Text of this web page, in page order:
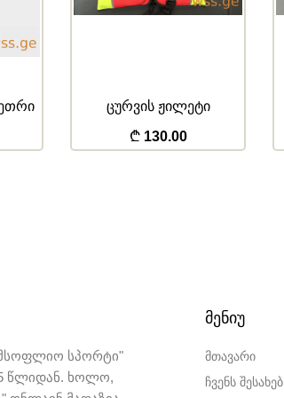
ცურვის ჟილეტი
130.00
სპორტი"
წლიდან. ხოლო,
ᲛᲔᲜᲘᲣ
მთავარი
ჩვენს შესახებ